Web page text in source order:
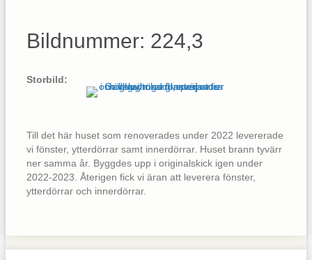
Bildnummer: 224,3
Storbild:
Till det här huset som renoverades under 2022 levererade
vi fönster, ytterdörrar samt innerdörrar. Huset brann tyvärr
ner samma år. Byggdes upp i originalskick igen under
2022-2023. Återigen fick vi äran att leverera fönster,
ytterdörrar och innerdörrar.